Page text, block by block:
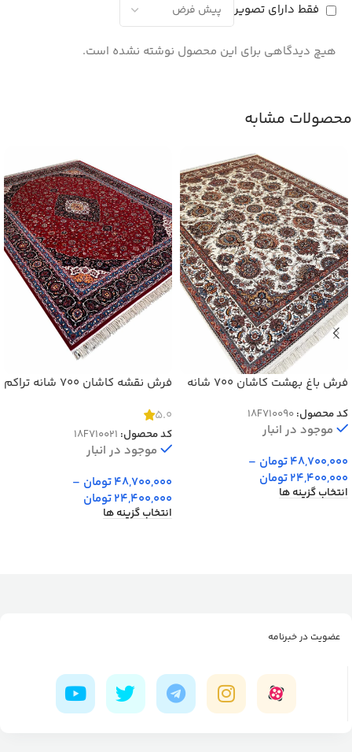
فقط دارای تصویر
هیچ دیدگاهی برای این محصول نوشته نشده است.
محصولات مشابه
فرش باغ بهشت کاشان 700 شانه
کد محصول:18F710090
موجود در انبار
48,700,000تومان –
24,400,000تومان
انتخاب گزینه ها
فرش نقشه کاشان 700 شانه تراکم
5.0
کد محصول: 18F710021
موجود در انبار
48,700,000تومان –
24,400,000تومان
انتخاب گزینه ها
عضویت در خبرنامه